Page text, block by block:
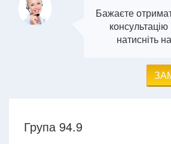
Бажаєте
натисніть
Група 94.9